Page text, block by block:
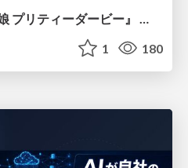
1 180